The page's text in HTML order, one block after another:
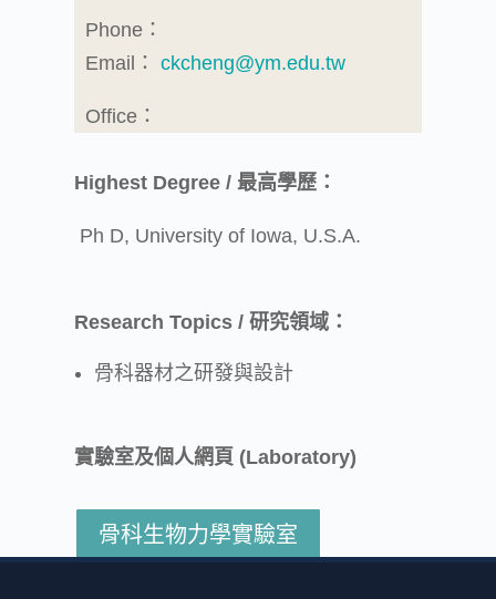
Phone：
Email：ckcheng@ym.edu.tw
Office：
Highest Degree / 最高學歷：
Ph D, University of Iowa, U.S.A.
Research Topics / 研究領域：
骨科器材之研發與設計
實驗室及個人網頁 (Laboratory)
骨科生物力學實驗室